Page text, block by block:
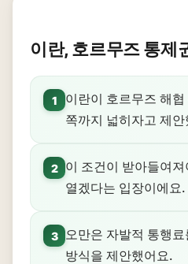
이란, 호르무즈 통제
1
이란이 호르무즈 해
쪽까지 넓히자고 제
2
이 조건이 받아들여
열겠다는 입장이에요.
3
오만은 자발적 통행
방식을 제안했어요.